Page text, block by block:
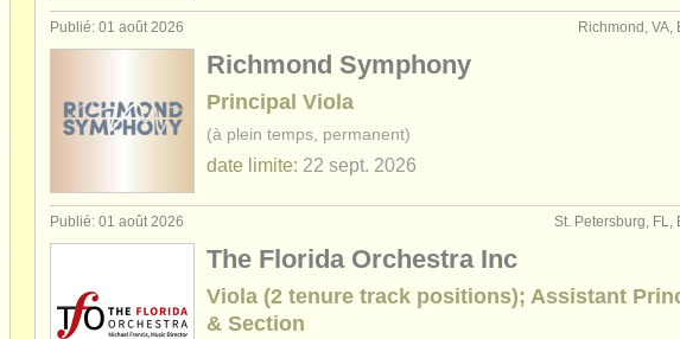
Richmond, VA,
Publié: 01 août 2026
Richmond Symphony
Principal Viola
(à plein temps, permanent)
date limite: 22 sept. 2026
St. Petersburg, FL,
Publié: 01 août 2026
The Florida Orchestra Inc
Viola (2 tenure track positions); Assistant
& Section